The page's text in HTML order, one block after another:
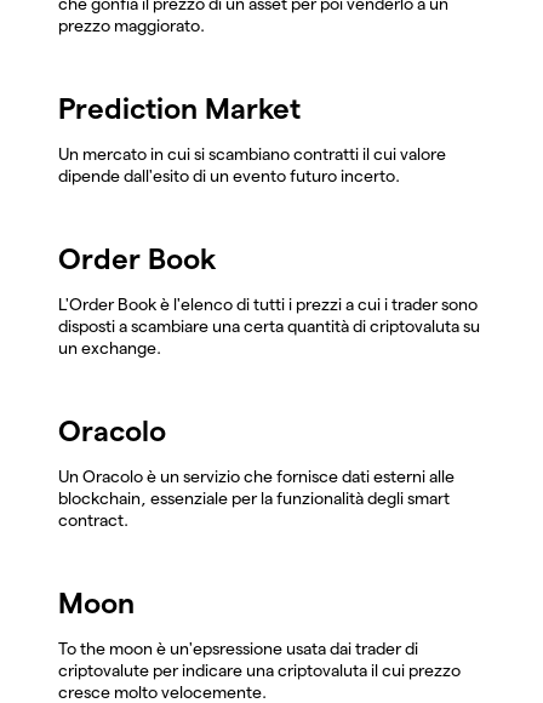
prezzo maggiorato.
Prediction Market
Un mercato in cui si scambiano contratti il cui valore
dipende dall'esito di un evento futuro incerto.
Order Book
L'Order Book è l'elenco di tutti i prezzi a cui i trader sono
disposti a scambiare una certa quantità di criptovaluta su
un exchange.
Oracolo
Un Oracolo è un servizio che fornisce dati esterni alle
blockchain, essenziale per la funzionalità degli smart
contract.
Moon
To the moon è un'epsressione usata dai trader di
criptovalute per indicare una criptovaluta il cui prezzo
cresce molto velocemente.